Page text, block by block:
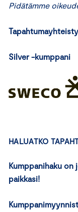
Pidätämme
Silver -kumppani
HALUATKO
Kumppanihaku on
paikkasi!